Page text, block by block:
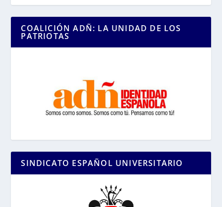
COALICIÓN ADÑ: LA UNIDAD DE LOS
PATRIOTAS
SINDICATO ESPAÑOL UNIVERSITARIO